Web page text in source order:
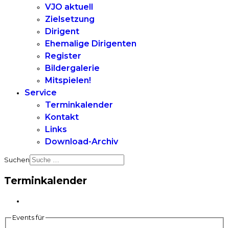
VJO aktuell
Zielsetzung
Dirigent
Ehemalige Dirigenten
Register
Bildergalerie
Mitspielen!
Service
Terminkalender
Kontakt
Links
Download-Archiv
Suchen
Terminkalender
Events für